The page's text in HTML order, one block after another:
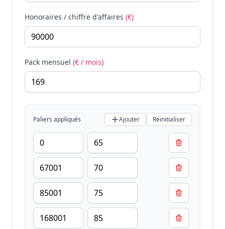
Honoraires / chiffre d'affaires (€)
Pack mensuel (€ / mois)
Paliers appliqués Ajouter Réinitialiser